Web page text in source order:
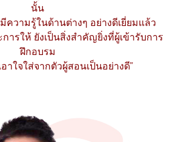
นั้น
ความรู้ในด้านต่างๆ อย่างดีเยี่ยมแล้ว
การให้ ยังเป็นสิ่งสำคัญยิ่งที่ผู้เข้ารับการ
ฝึกอบรม
าใจใส่จากตัวผู้สอนเป็นอย่างดี”